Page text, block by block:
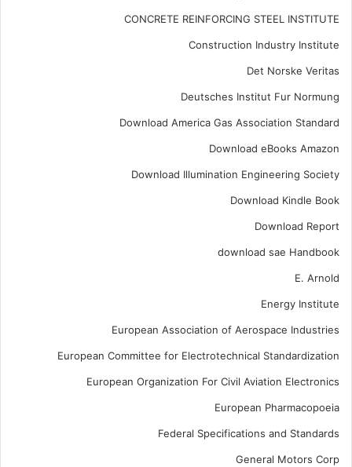
CONCRETE REINFORCING STEEL INSTITUTE
Construction Industry Institute
Det Norske Veritas
Deutsches Institut Fur Normung
Download America Gas Association Standard
Download eBooks Amazon
Download Illumination Engineering Society
Download Kindle Book
Download Report
download sae Handbook
E. Arnold
Energy Institute
European Association of Aerospace Industries
European Committee for Electrotechnical Standardization
European Organization For Civil Aviation Electronics
European Pharmacopoeia
Federal Specifications and Standards
General Motors Corp